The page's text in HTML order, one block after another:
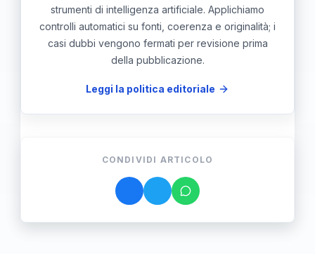
strumenti di intelligenza artificiale. Applichiamo
controlli automatici su fonti, coerenza e originalità; i
casi dubbi vengono fermati per revisione prima
della pubblicazione.
Leggi la politica editoriale
CONDIVIDI ARTICOLO